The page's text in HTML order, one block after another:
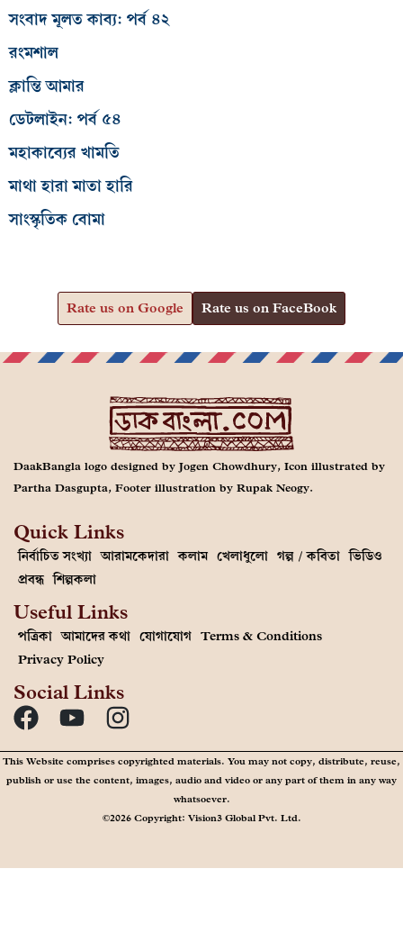
সংবাদ মূলত কাব্য: পর্ব ৪২
রংমশাল
ক্লান্তি আমার
ডেটলাইন: পর্ব ৫৪
মহাকাব্যের খামতি
মাথা হারা মাতা হারি
সাংস্কৃতিক বোমা
Rate us on Google Rate us on FaceBook
DaakBangla logo designed by Jogen Chowdhury, Icon illustrated by
Partha Dasgupta, Footer illustration by Rupak Neogy.
Quick Links
নির্বাচিত সংখ্যা আরামকেদারা কলাম খেলাধুলো গল্প / কবিতা ভিডিও
প্রবন্ধ শিল্পকলা
Useful Links
পত্রিকা আমাদের কথা যোগাযোগ Terms & Conditions
Privacy Policy
Social Links
This Website comprises copyrighted materials. You may not copy, distribute, reuse,
publish or use the content, images, audio and video or any part of them in any way
whatsoever.
©2026 Copyright: Vision3 Global Pvt. Ltd.